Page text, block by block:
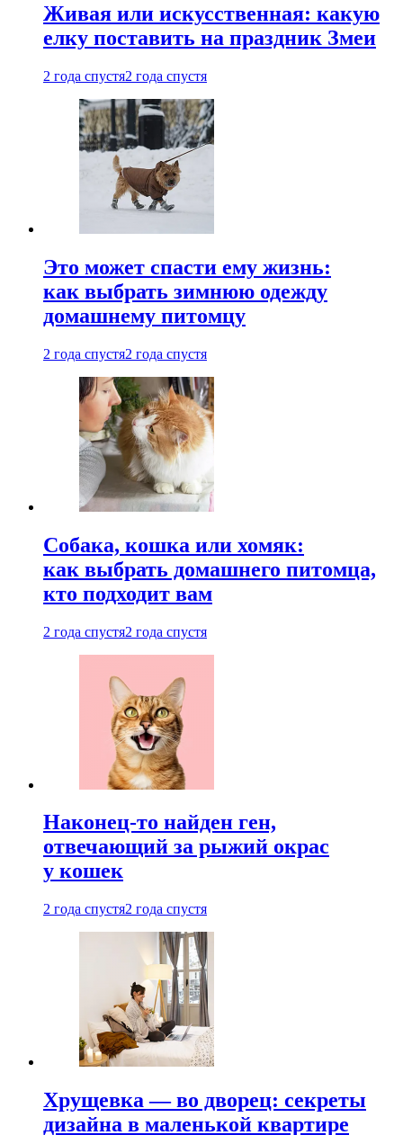
Живая или искусственная: какую
елку поставить на праздник Змеи
2 года спустя2 года спустя
Это может спасти ему жизнь:
как выбрать зимнюю одежду
домашнему питомцу
2 года спустя2 года спустя
Собака, кошка или хомяк:
как выбрать домашнего питомца,
кто подходит вам
2 года спустя2 года спустя
Наконец-то найден ген,
отвечающий за рыжий окрас
у кошек
2 года спустя2 года спустя
Хрущевка — во дворец: секреты
дизайна в маленькой квартире